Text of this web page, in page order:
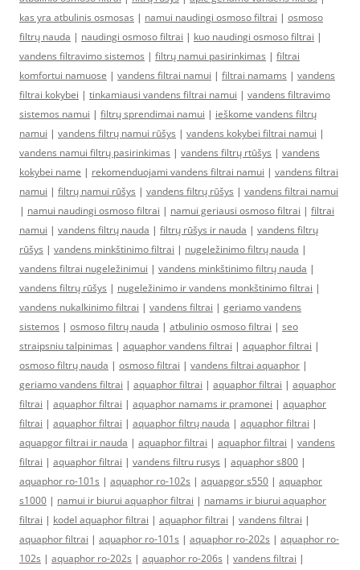
kas yra atbulinis osmosas | namui naudingi osmoso filtrai | osmoso
filtrų nauda | naudingi osmoso filtrai | kuo naudingi osmoso filtrai |
vandens filtravimo sistemos | filtrų namui pasirinkimas | filtrai
komfortui namuose | vandens filtrai namui | filtrai namams | vandens
filtrai kokybei | tinkamiausi vandens filtrai namui | vandens filtravimo
sistemos namui | filtrų sprendimai namui | ieškome vandens filtrų
namui | vandens filtrų namui rūšys | vandens kokybei filtrai namui |
vandens namui filtrų pasirinkimas | vandens filtrų rtūšys | vandens
kokybei name | rekomenduojami vandens filtrai namui | vandens filtrai
namui | filtrų namui rūšys | vandens filtrų rūšys | vandens filtrai namui
| namui naudingi osmoso filtrai | namui geriausi osmoso filtrai | filtrai
namui | vandens filtrų nauda | filtrų rūšys ir nauda | vandens filtrų
rūšys | vandens minkštinimo filtrai | nugeležinimo filtrų nauda |
vandens filtrai nugeležinimui | vandens minkštinimo filtrų nauda |
vandens filtrų rūšys | nugeležinimo ir vandens monkštinimo filtrai |
vandens nukalkinimo filtrai | vandens filtrai | geriamo vandens
sistemos | osmoso filtrų nauda | atbulinio osmoso filtrai | seo
straipsniu talpinimas | aquaphor vandens filtrai | aquaphor filtrai |
osmoso filtrų nauda | osmoso filtrai | vandens filtrai aquaphor |
geriamo vandens filtrai | aquaphor filtrai | aquaphor filtrai | aquaphor
filtrai | aquaphor filtrai | aquaphor namams ir pramonei | aquaphor
filtrai | aquaphor filtrai | aquaphor filtrų nauda | aquaphor filtrai |
aquapgor filtrai ir nauda | aquaphor filtrai | aquaphor filtrai | vandens
filtrai | aquaphor filtrai | vandens filtru rusys | aquaphor s800 |
aquaphor ro-101s | aquaphor ro-102s | aquapgor s550 | aquaphor
s1000 | namui ir biurui aquaphor filtrai | namams ir biurui aquaphor
filtrai | kodel aquaphor filtrai | aquaphor filtrai | vandens filtrai |
aquaphor filtrai | aquaphor ro-101s | aquaphor ro-202s | aquaphor ro-
102s | aquaphor ro-202s | aquaphor ro-206s | vandens filtrai |